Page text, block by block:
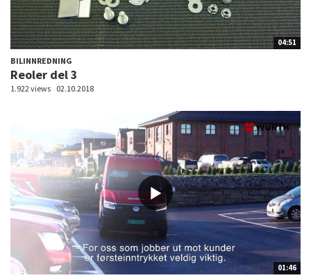
04:51
BILINNREDNING
Reoler del 3
1.922 views 02.10.2018
01:46